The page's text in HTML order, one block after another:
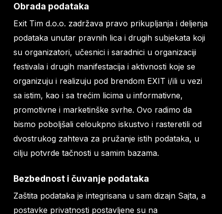
Obrada podataka
Exit Tim d.o.o. zadržava pravo prikupljanja i deljenja
podataka unutar pravnih lica i drugih subjekata koji
su organizatori, učesnici i saradnici u organizaciji
festivala i drugih manifestacija i aktivnosti koje se
organizuju i realizuju pod brendom EXIT i/ili u vezi
sa istim, kao i sa trećim licima u informativne,
promotivne i marketinške svrhe. Ovo radimo da
bismo poboljšali celoukpno iskustvo i rasteretili od
dvostrukog zahteva za pružanje istih podataka, u
cilju potvrde tačnosti u samim bazama.
Bezbednost i čuvanje podataka
Zaštita podataka je integrisana u sam dizajn Sajta, a
postavke privatnosti postavljene su na